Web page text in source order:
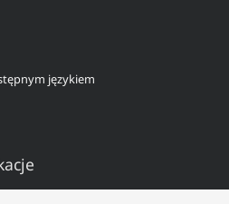
językiem